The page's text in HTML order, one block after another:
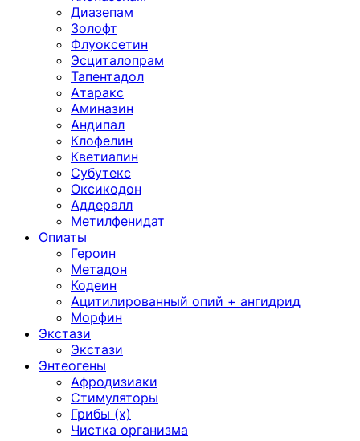
Диазепам
Золофт
Флуоксетин
Эсциталопрам
Тапентадол
Атаракс
Аминазин
Андипал
Клофелин
Кветиапин
Субутекс
Оксикодон
Аддералл
Метилфенидат
Опиаты
Героин
Метадон
Кодеин
Ацитилированный опий + ангидрид
Морфин
Экстази
Экстази
Энтеогены
Афродизиаки
Стимуляторы
Грибы (х)
Чистка организма